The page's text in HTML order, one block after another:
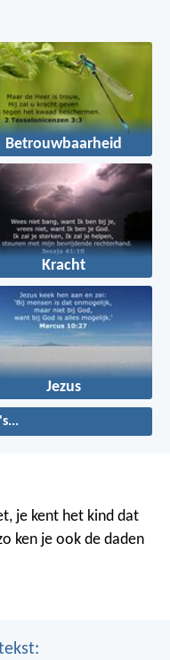
Betrouwbaarheid
Kracht
Jezus
je kent het kind dat
ken je ook de daden